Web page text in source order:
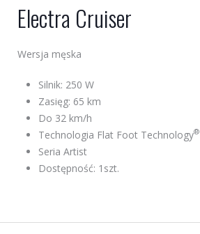
Electra Cruiser
Wersja męska
Silnik: 250 W
Zasięg: 65 km
Do 32 km/h
Technologia Flat Foot Technology®
Seria Artist
Dostępność: 1szt.